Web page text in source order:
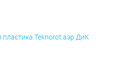
Teknorot аэр ДиК